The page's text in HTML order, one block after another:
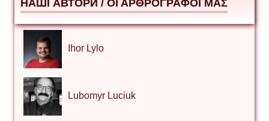
НАШІ АВТОРИ / ΟΙ ΑΡΘΡΟΓΡΑΦΟΙ ΜΑΣ
Ihor Lylo
Lubomyr Luciuk